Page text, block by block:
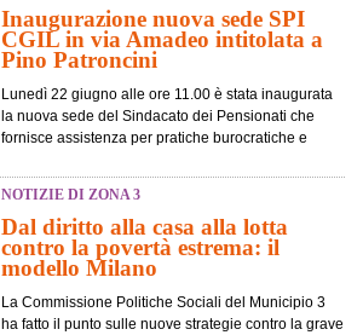
Inaugurazione nuova sede SPI
CGIL in via Amadeo intitolata a
Pino Patroncini
Lunedì 22 giugno alle ore 11.00 è stata inaugurata
la nuova sede del Sindacato dei Pensionati che
fornisce assistenza per pratiche burocratiche e
NOTIZIE DI ZONA 3
Dal diritto alla casa alla lotta
contro la povertà estrema: il
modello Milano
La Commissione Politiche Sociali del Municipio 3
ha fatto il punto sulle nuove strategie contro la grave